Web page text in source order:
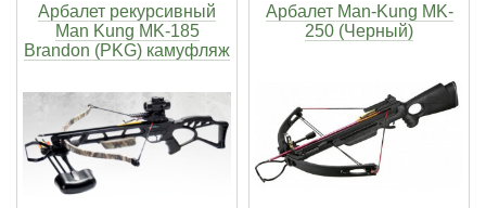
Арбалет рекурсивный
Man Kung MK-185
Brandon (PKG) камуфляж
Арбалет Man-Kung MK-
250 (Черный)